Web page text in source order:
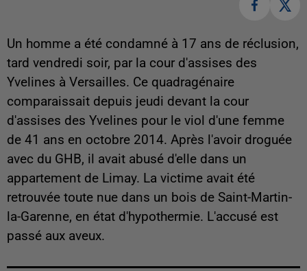
Un homme a été condamné à 17 ans de réclusion,
tard vendredi soir, par la cour d'assises des
Yvelines à Versailles. Ce quadragénaire
comparaissait depuis jeudi devant la cour
d'assises des Yvelines pour le viol d'une femme
de 41 ans en octobre 2014. Après l'avoir droguée
avec du GHB, il avait abusé d'elle dans un
appartement de Limay. La victime avait été
retrouvée toute nue dans un bois de Saint-Martin-
la-Garenne, en état d'hypothermie. L'accusé est
passé aux aveux.